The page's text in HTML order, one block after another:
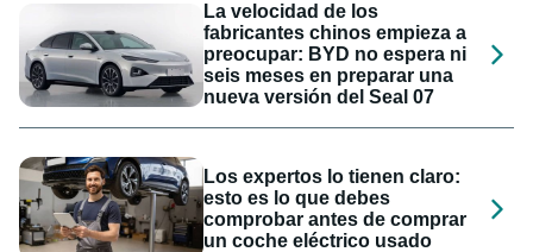
La velocidad de los
fabricantes chinos empieza a
preocupar: BYD no espera ni
seis meses en preparar una
nueva versión del Seal 07
Los expertos lo tienen claro:
esto es lo que debes
comprobar antes de comprar
un coche eléctrico usado